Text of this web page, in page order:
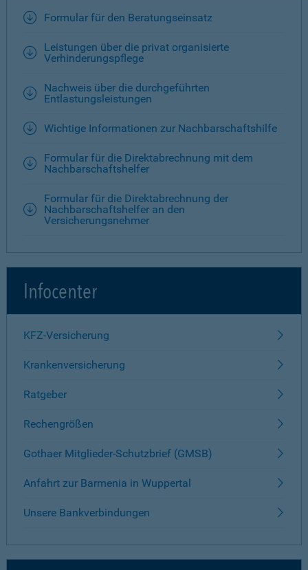
Formular für den Beratungseinsatz
Leistungen über die privat organisierte
Verhinderungspflege
Nachweis über die durchgeführten
Entlastungsleistungen
Wichtige Informationen zur Nachbarschaftshilfe
Formular für die Direktabrechnung mit dem
Nachbarschaftshelfer
Formular für die Direktabrechnung der
Nachbarschaftshelfer an den
Versicherungsnehmer
Infocenter
KFZ-Versicherung
Krankenversicherung
Ratgeber
Rechengrößen
Gothaer Mitglieder-Schutzbrief (GMSB)
Anfahrt zur Barmenia in Wuppertal
Unsere Bankverbindungen